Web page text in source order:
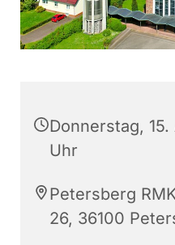
Donnerstag,
Uhr
Petersberg
26, 36100